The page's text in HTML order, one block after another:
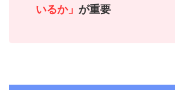
いるか」 が重要